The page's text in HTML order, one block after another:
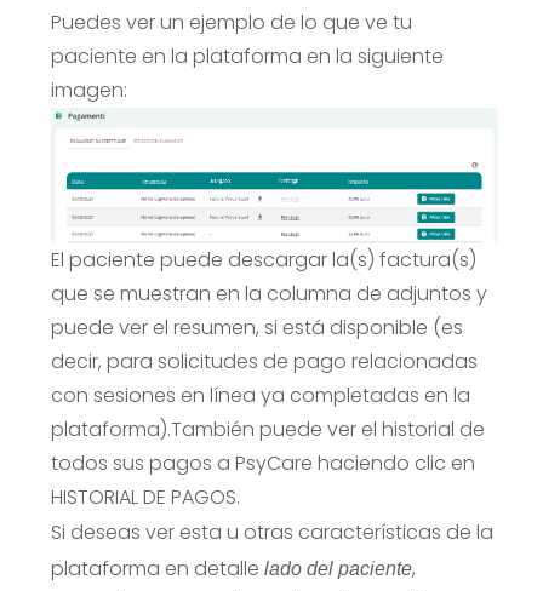
Puedes ver un ejemplo de lo que ve tu
paciente en la plataforma en la siguiente
imagen:
El paciente puede descargar la(s) factura(s)
que se muestran en la columna de adjuntos y
puede ver el resumen, si está disponible (es
decir, para solicitudes de pago relacionadas
con sesiones en línea ya completadas en la
plataforma).También puede ver el historial de
todos sus pagos a PsyCare haciendo clic en
HISTORIAL DE PAGOS.
Si deseas ver esta u otras características de la
plataforma en detalle lado del paciente,